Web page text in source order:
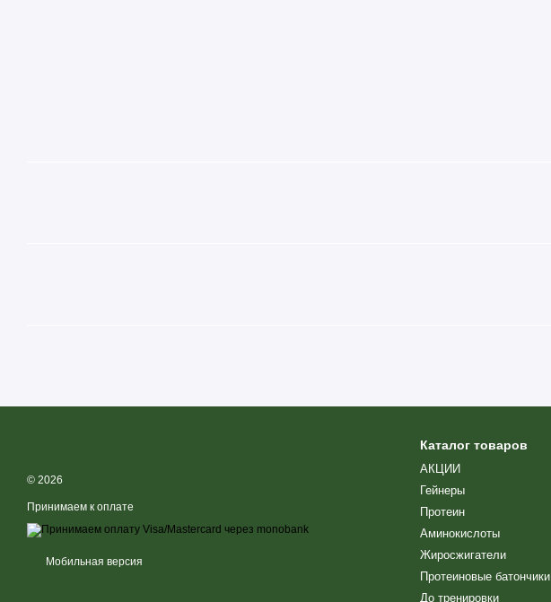
мальтодекстрин; комплекс витаминов [тиамин (тиамина мононитрат);
© 2026
Принимаем к оплате
Мобильная версия
Каталог товаров
АКЦИИ
Гейнеры
Протеин
Аминокислоты
Жиросжигатели
Протеиновые батончики
До тренировки